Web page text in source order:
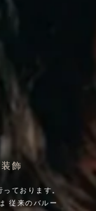
飾
ております。
従来のバルー